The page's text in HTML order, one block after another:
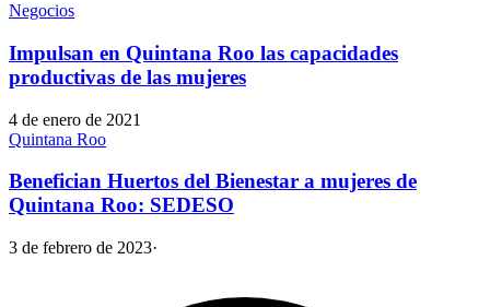
Negocios
Impulsan en Quintana Roo las capacidades
productivas de las mujeres
4 de enero de 2021
Quintana Roo
Benefician Huertos del Bienestar a mujeres de
Quintana Roo: SEDESO
3 de febrero de 2023·